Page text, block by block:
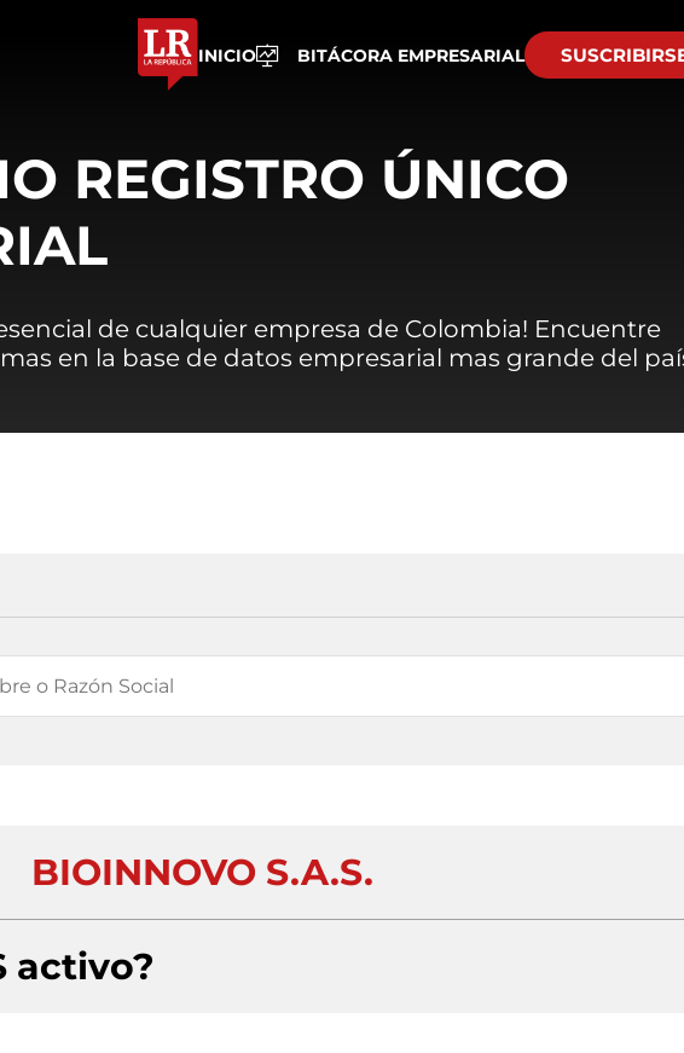
INICIO BITÁCORA EMPRESARIAL
REGISTRO ÚNICO
de cualquier empresa de Colombia! Encuentre
en la base de datos empresarial mas grande del
BIOINNOVO S.A.S.
activo?